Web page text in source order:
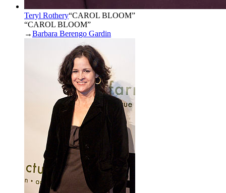
Teryl Rothery“CAROL BLOOM”
“CAROL BLOOM”
→Barbara Berengo Gardin